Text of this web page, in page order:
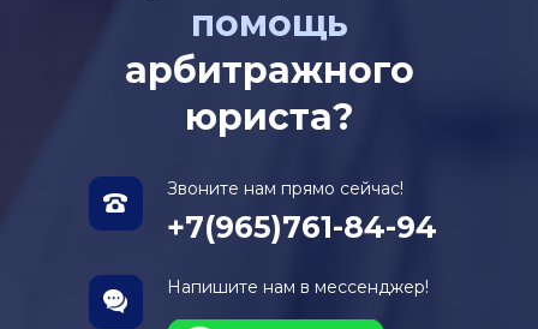
помощь
арбитражного
юриста?
Звоните нам прямо сейчас!
+7(965)761-84-94
Напишите нам в мессенджер!